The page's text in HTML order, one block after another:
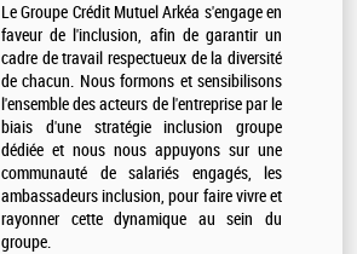
Le Groupe Crédit Mutuel Arkéa s'engage en
faveur de l'inclusion, afin de garantir un
cadre de travail respectueux de la diversité
de chacun. Nous formons et sensibilisons
l'ensemble des acteurs de l'entreprise par le
biais d'une stratégie inclusion groupe
dédiée et nous nous appuyons sur une
communauté de salariés engagés, les
ambassadeurs inclusion, pour faire vivre et
rayonner cette dynamique au sein du
groupe.